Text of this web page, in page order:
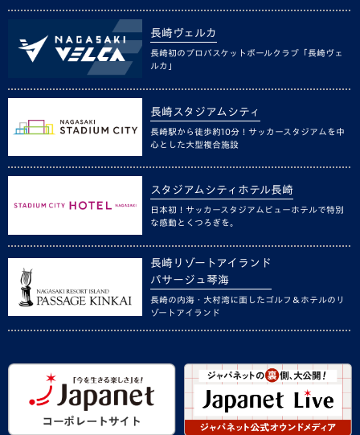
長崎ヴェルカ
長崎初のプロバスケットボールクラブ「長崎ヴェ
ルカ」
長崎スタジアムシティ
長崎駅から徒歩約10分！サッカースタジアムを中
心とした大型複合施設
スタジアムシティホテル長崎
日本初！サッカースタジアムビューホテルで特別
な感動とくつろぎを。
長崎リゾートアイランド
パサージュ琴海
長崎の内海・大村湾に面したゴルフ＆ホテルのリ
ゾートアイランド